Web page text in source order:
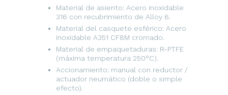
Material de asiento: Acero inoxidable
316 con recubrimiento de Alloy 6.
Material del casquete esférico: Acero
inoxidable A351 CF8M cromado.
Material de empaquetaduras: R-PTFE
(máxima temperatura 250°C).
Accionamiento: manual con reductor /
actuador neumático (doble o simple
efecto).